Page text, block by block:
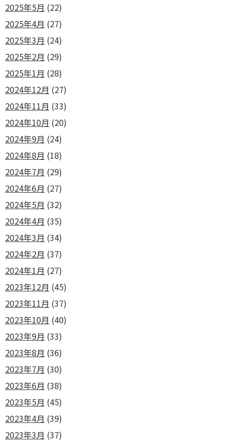
2025年5月 (22)
2025年4月 (27)
2025年3月 (24)
2025年2月 (29)
2025年1月 (28)
2024年12月 (27)
2024年11月 (33)
2024年10月 (20)
2024年9月 (24)
2024年8月 (18)
2024年7月 (29)
2024年6月 (27)
2024年5月 (32)
2024年4月 (35)
2024年3月 (34)
2024年2月 (37)
2024年1月 (27)
2023年12月 (45)
2023年11月 (37)
2023年10月 (40)
2023年9月 (33)
2023年8月 (36)
2023年7月 (30)
2023年6月 (38)
2023年5月 (45)
2023年4月 (39)
2023年3月 (37)